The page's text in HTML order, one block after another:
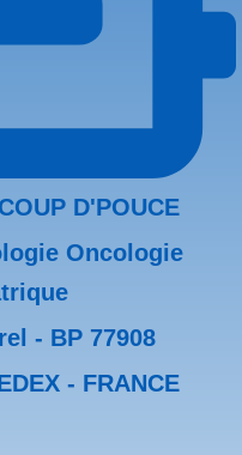
D'POUCE
Oncologie
- BP 77908
- FRANCE